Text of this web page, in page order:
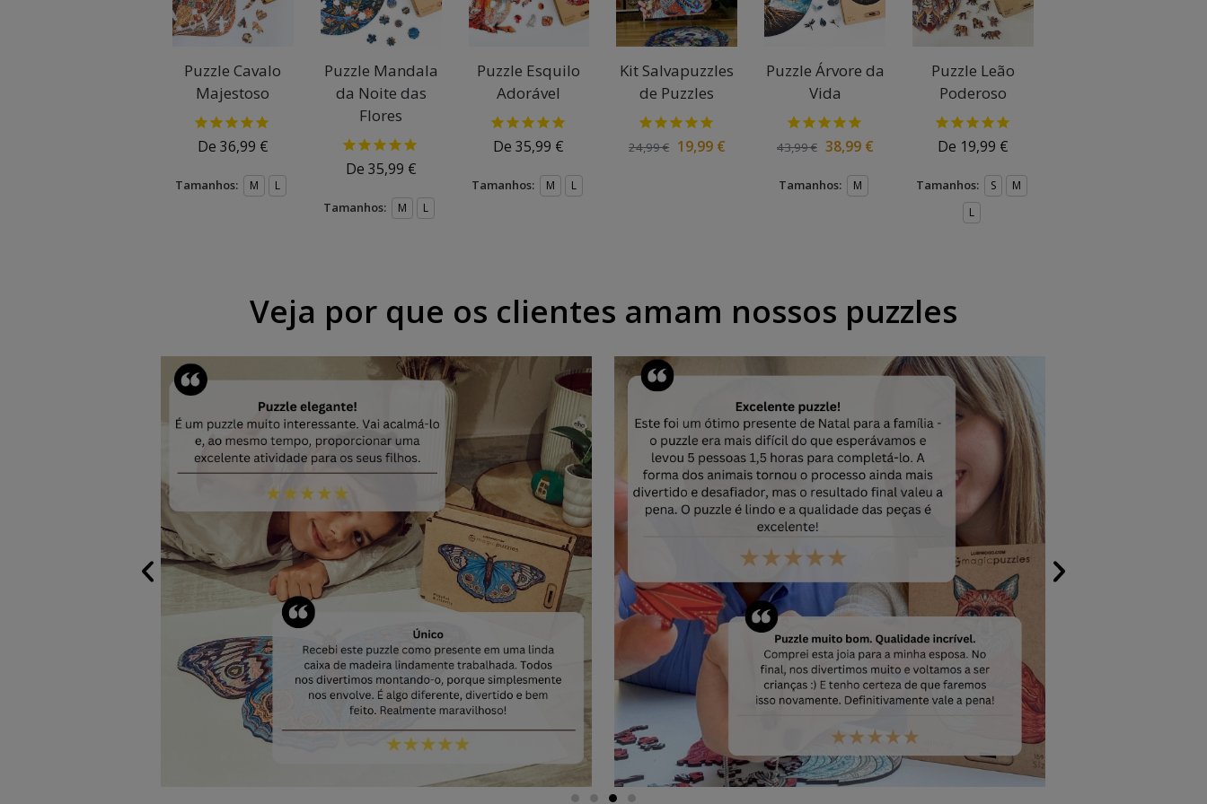
Puzzle Cavalo
Majestoso
De 36,99 €
Tamanhos: M L
Puzzle Mandala
da Noite das
Flores
De 35,99 €
Tamanhos: M L
Puzzle Esquilo
Adorável
De35,99 €
Tamanhos: M L
Kit Salvapuzzles
de Puzzles
24,99€ 19,99 €
Puzzle Árvore da
Vida
43,99€ 38,99 €
Tamanhos: M
Puzzle Leão
Poderoso
De 19,99 €
Tamanhos: S
M
L
Veja por que os clientes amam nossos puzzles